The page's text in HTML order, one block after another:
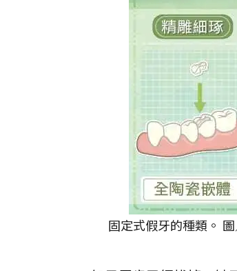
固定式假牙的種類。